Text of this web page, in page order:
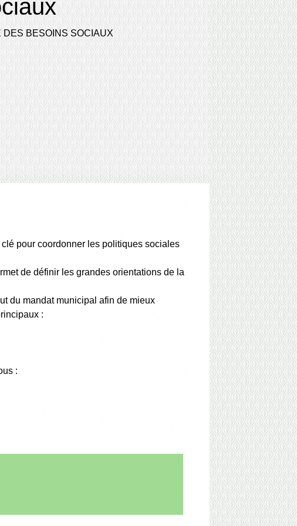
DES BESOINS SOCIAUX
pour coordonner les politiques sociales
de définir les grandes orientations de la
du mandat municipal afin de mieux
:
: